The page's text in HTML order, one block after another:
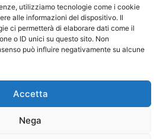
utilizziamo tecnologie come i cookie
alle informazioni del dispositivo. Il
ci permetterà di elaborare dati come il
o ID unici su questo sito. Non
può influire negativamente su alcune
Accetta
Nega